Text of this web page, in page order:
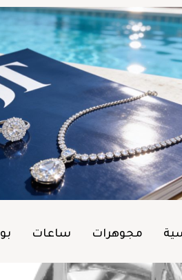
مجوهرات ساعات